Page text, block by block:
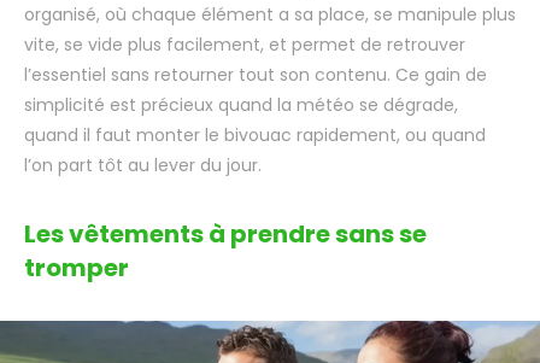
organisé, où chaque élément a sa place, se manipule plus
vite, se vide plus facilement, et permet de retrouver
l’essentiel sans retourner tout son contenu. Ce gain de
simplicité est précieux quand la météo se dégrade,
quand il faut monter le bivouac rapidement, ou quand
l’on part tôt au lever du jour.
Les vêtements à prendre sans se
tromper